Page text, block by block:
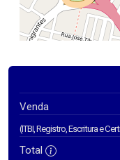
Venda
(ITBI, Registro, Escritura e
Total